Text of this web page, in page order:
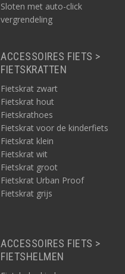
Sloten met auto-click
vergrendeling
ACCESSOIRES FIETS >
FIETSKRATTEN
Fietskrat zwart
Fietskrat hout
Fietskrathoes
Fietskrat voor de kinderfiets
Fietskrat klein
Fietskrat wit
Fietskrat groot
Fietskrat Urban Proof
Fietskrat grijs
ACCESSOIRES FIETS >
FIETSHELMEN